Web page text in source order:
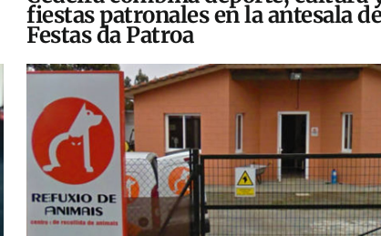
fiestas patronales en la antesala
Festas da Patroa